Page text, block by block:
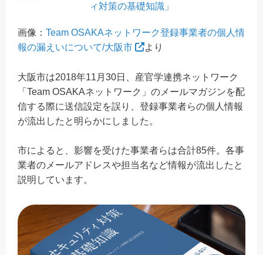
ィ対策の基礎知識」
画像： Team OSAKAネットワーク登録事業者の個人情
報の漏えいについて/大阪市
より
大阪市は2018年11月30日、産官学連携ネットワーク
「Team OSAKAネットワーク」のメールマガジンを配
信する際に送信設定を誤り、登録事業者らの個人情報
が流出したと明らかにしました。
市によると、影響を受けた事業者らは合計85件。各事
業者のメールアドレスや担当名など情報が流出したと
説明しています。